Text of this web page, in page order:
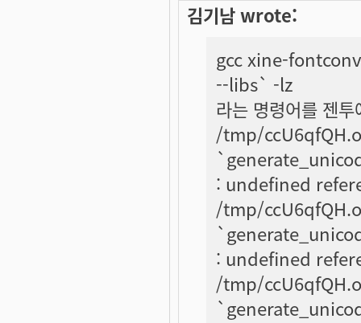
김기남 wrote:
gcc xine-
--libs` -lz
라는 명령어를 젠
/tmp/
: undefined
/tmp/
: undefined
/tmp/